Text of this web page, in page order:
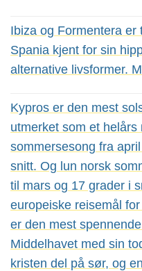
Ibiza og Formentera
Spania kjent for sin
alternative livsformer.
Kypros er den mest
utmerket som et helårs
sommersesong fra
snitt. Og lun norsk
til mars og 17 grader i
europeiske reisemål
er den mest
Middelhavet med sin
kristen del på sør, og